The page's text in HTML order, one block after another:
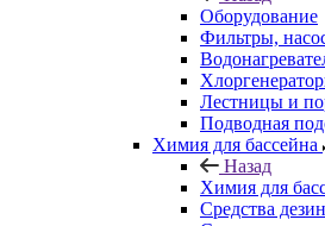
Оборудование
Фильтры,
Лестницы и
Подводная
Химия для бассейна
Назад
Химия для
Средства